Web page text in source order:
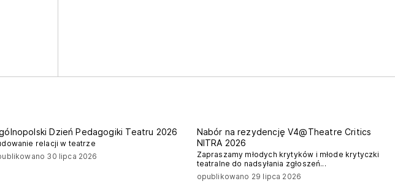
Dzień Pedagogiki Teatru 2026
relacji w teatrze
30 lipca 2026
nitra
Nabór na rezydencję V4@Theatre Critics
NITRA 2026
Zapraszamy młodych krytyków i młode krytyczki
teatralne do nadsyłania zgłoszeń...
opublikowano 29 lipca 2026